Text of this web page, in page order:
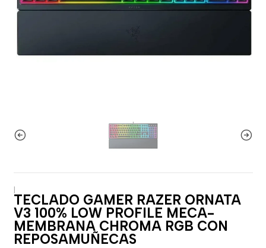
|
TECLADO GAMER RAZER ORNATA
V3 100% LOW PROFILE MECA-
MEMBRANA CHROMA RGB CON
REPOSAMUÑECAS